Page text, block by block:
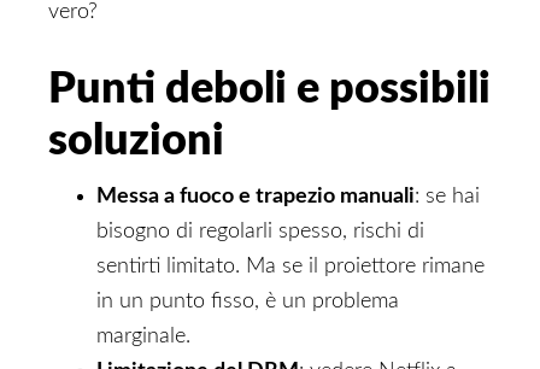
vero?
Punti deboli e possibili
soluzioni
Messa a fuoco e trapezio manuali: se hai
bisogno di regolarli spesso, rischi di
sentirti limitato. Ma se il proiettore rimane
in un punto fisso, è un problema
marginale.